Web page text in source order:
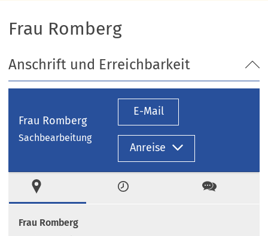
Frau Romberg
Anschrift und Erreichbarkeit
Frau Romberg
Sachbearbeitung
E-Mail
Anreise
Zeiten Kontakt
Frau Romberg